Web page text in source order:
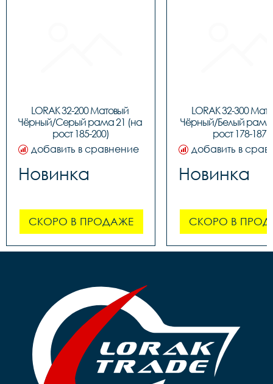
LORAK 32-200 Матовый
Чёрный/Серый рама 21 (на
рост 185-200)
добавить в сравнение
Новинка
СКОРО В ПРОДАЖЕ
LORAK 32-300
Чёрный/Белый рама
рост 178-187)
добавить в
Новинка
СКОРО В